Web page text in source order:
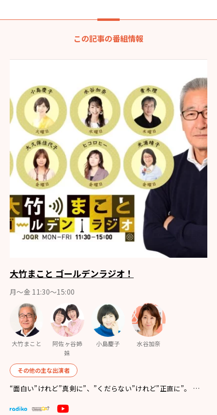
この記事の番組情報
大竹まこと ゴールデンラジオ！
月〜金 11:30～15:00
大竹まこと
阿佐ヶ谷姉
妹
小島慶子 水谷加奈
その他の主な出演者
“面白い”けれど”真剣に”、”くだらない”けれど”正直に”。 …